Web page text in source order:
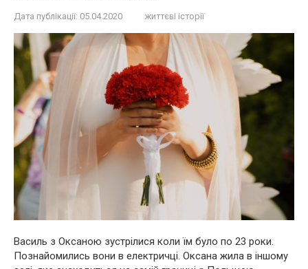
Дата публікації: 05.04.2020 життєві історії
Василь з Оксаною зустрілися коли їм було по 23 роки.
Познайомились вони в електричці. Оксана жила в іншому